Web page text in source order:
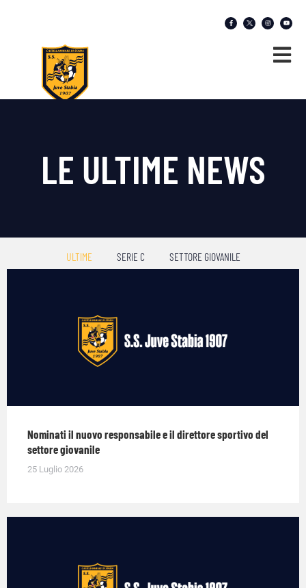
LE ULTIME NEWS
ULTIME SERIE C SETTORE GIOVANILE
Nominati il nuovo responsabile e il direttore sportivo del
settore giovanile
25 Luglio 2026